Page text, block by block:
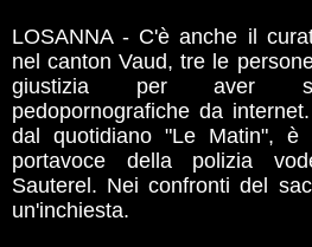
LOSANNA - C'è anche il
nel canton Vaud, tre le
giustizia per aver
pedopornografiche da
dal quotidiano "Le Matin", è
portavoce della polizia
Sauterel. Nei confronti del
un'inchiesta.